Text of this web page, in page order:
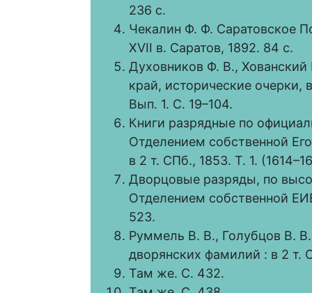
236 с.
Чекалин Ф. Ф. Саратовское
XVII в. Саратов, 1892. 84 с.
Духовников Ф. В., Хованский
край, исторические очерки,
Вып. 1. С. 19–104.
Книги разрядные по
Отделением собственной
в 2 т. СПб., 1853. Т. 1.
Дворцовые разряды, по
Отделением собственной
523.
Руммель В. В., Голубцов В.
дворянских фамилий : в 2 т.
Там же. С. 432.